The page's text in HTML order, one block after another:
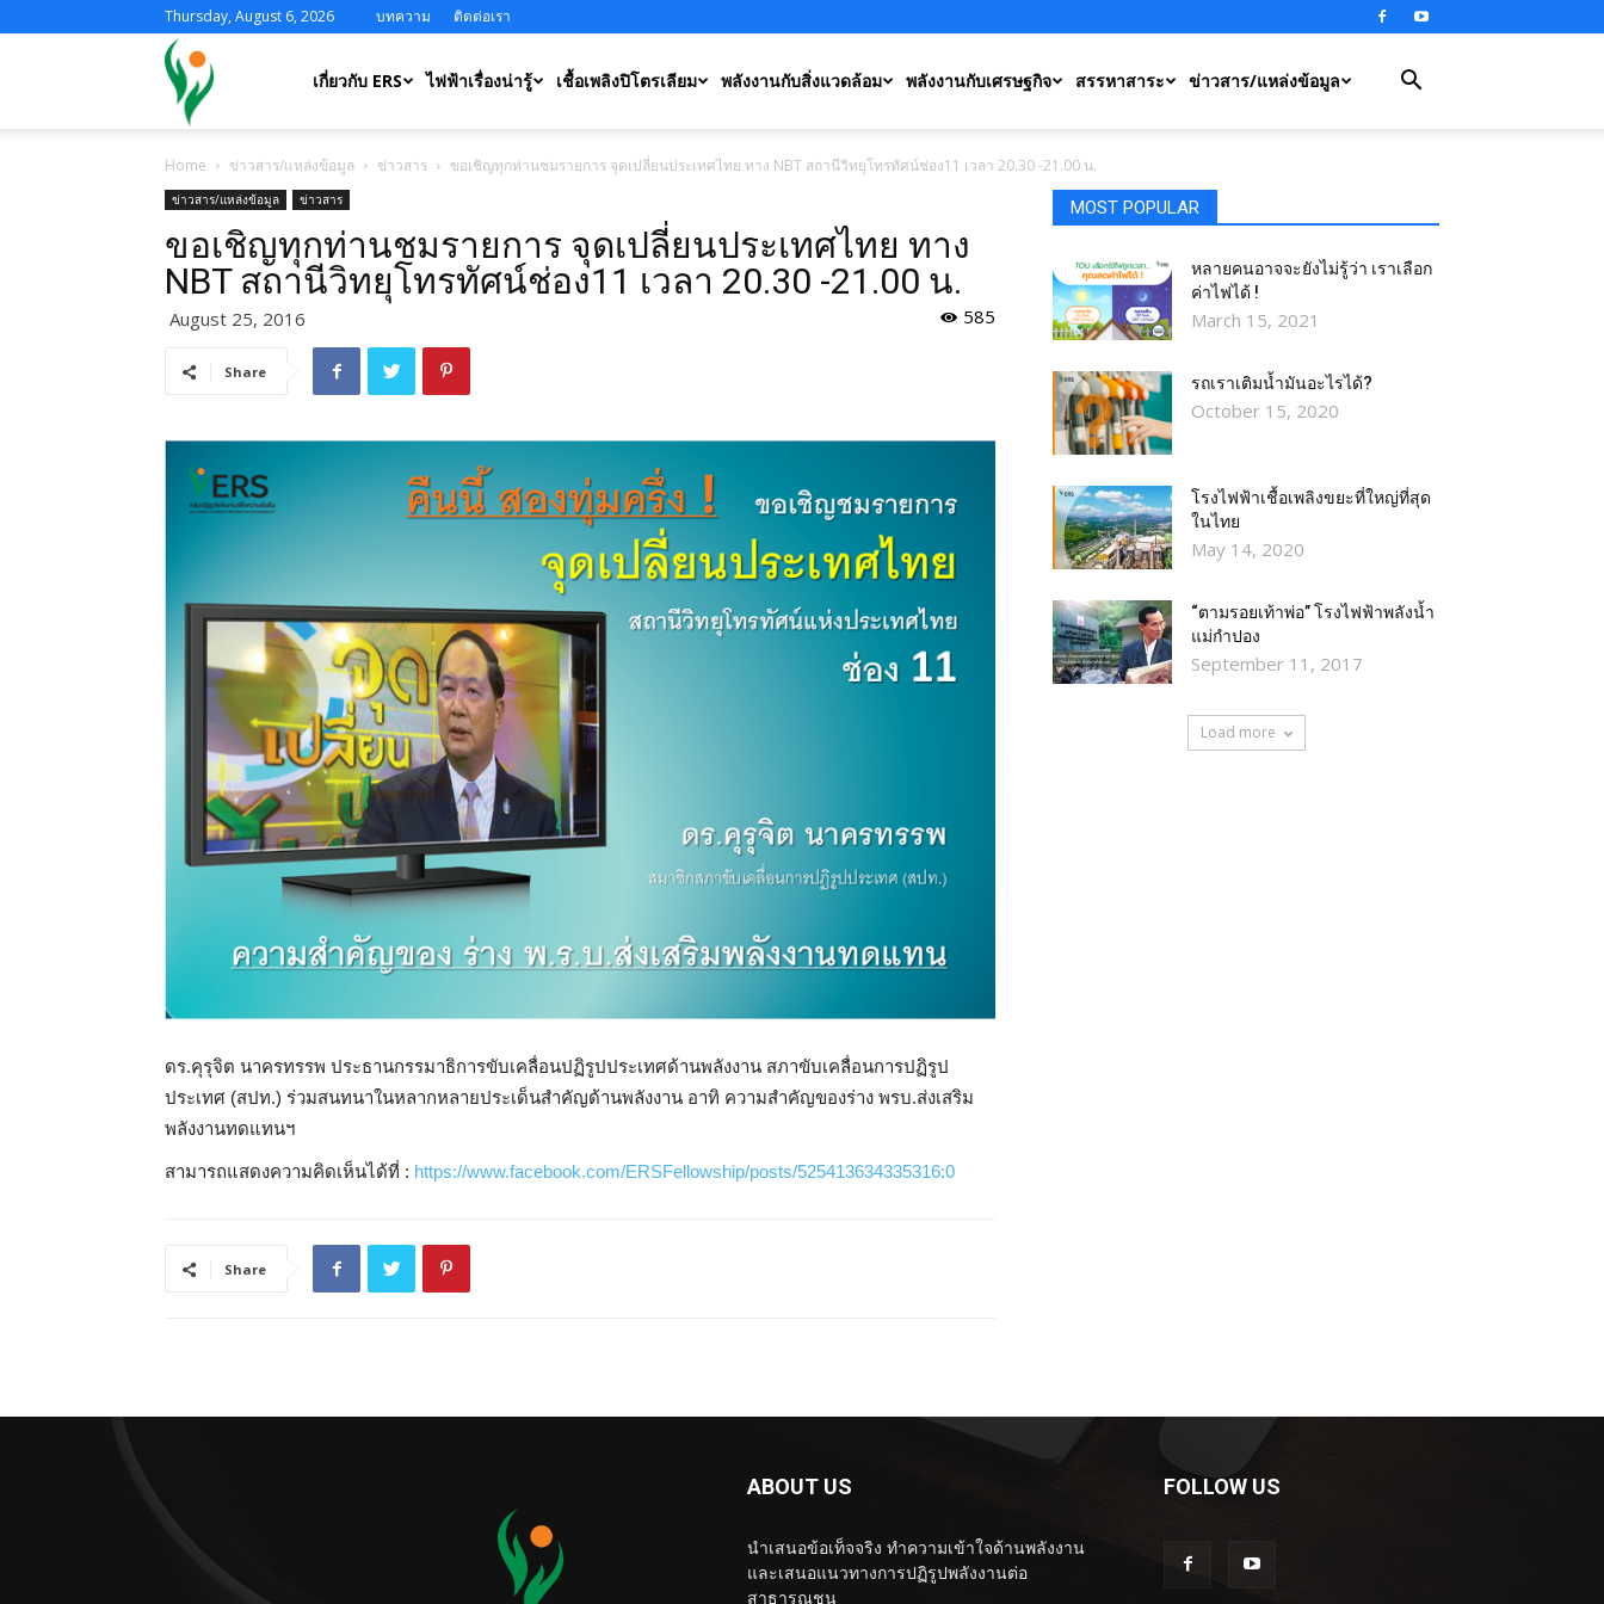
Thursday, August 6, 2026 บทความ ติดต่อเรา
ERS เกี่ยวกับ ERS ไฟฟ้าเรื่องน่ารู้ เชื้อเพลิงปิโตรเลียม พลังงานกับสิ่งแวดล้อม พลังงานกับเศรษฐกิจ สรรหาสาระ ข่าวสาร/แหล่งข้อมูล
Home ข่าวสาร/แหล่งข้อมูล ข่าวสาร ขอเชิญทุกท่านชมรายการ จุดเปลี่ยนประเทศไทย ทาง NBT สถานีวิทยุโทรทัศน์ช่อง11 เวลา 20.30 -21.00 น.
ข่าวสาร/แหล่งข้อมูล ข่าวสาร
ขอเชิญทุกท่านชมรายการ จุดเปลี่ยนประเทศไทย ทาง
NBT สถานีวิทยุโทรทัศน์ช่อง11 เวลา 20.30 -21.00 น.
August 25, 2016 585
Share
ดร.คุรุจิต นาครทรรพ ประธานกรรมาธิการขับเคลื่อนปฏิรูปประเทศด้านพลังงาน สภาขับเคลื่อนการปฏิรูป
ประเทศ (สปท.) ร่วมสนทนาในหลากหลายประเด็นสำคัญด้านพลังงาน อาทิ ความสำคัญของร่าง พรบ.ส่งเสริม
พลังงานทดแทนฯ
สามารถแสดงความคิดเห็นได้ที่ : https://www.facebook.com/ERSFellowship/posts/525413634335316:0
Share
MOST POPULAR
หลายคนอาจจะยังไม่รู้ว่า เราเลือก
ค่าไฟได้ !
March 15, 2021
รถเราเติมน้ำมันอะไรได้?​
October 15, 2020
โรงไฟฟ้าเชื้อเพลิงขยะที่ใหญ่ที่สุด
ในไทย
May 14, 2020
“ตามรอยเท้าพ่อ” โรงไฟฟ้าพลังน้ำ
แม่กำปอง
September 11, 2017
Load more
ABOUT US
นำเสนอข้อเท็จจริง ทำความเข้าใจด้านพลังงาน
และเสนอแนวทางการปฏิรูปพลังงานต่อ
สาธารณชน
FOLLOW US